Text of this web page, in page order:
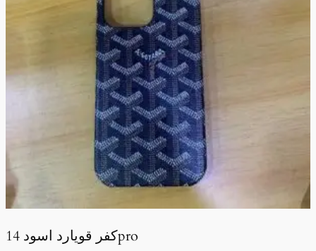
كفر قويارد اسود 14pro